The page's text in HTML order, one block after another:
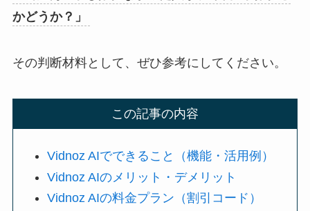
かどうか？」
その判断材料として、ぜひ参考にしてください。
この記事の内容
Vidnoz AIでできること（機能・活用例）
Vidnoz AIのメリット・デメリット
Vidnoz AIの料金プラン（割引コード）